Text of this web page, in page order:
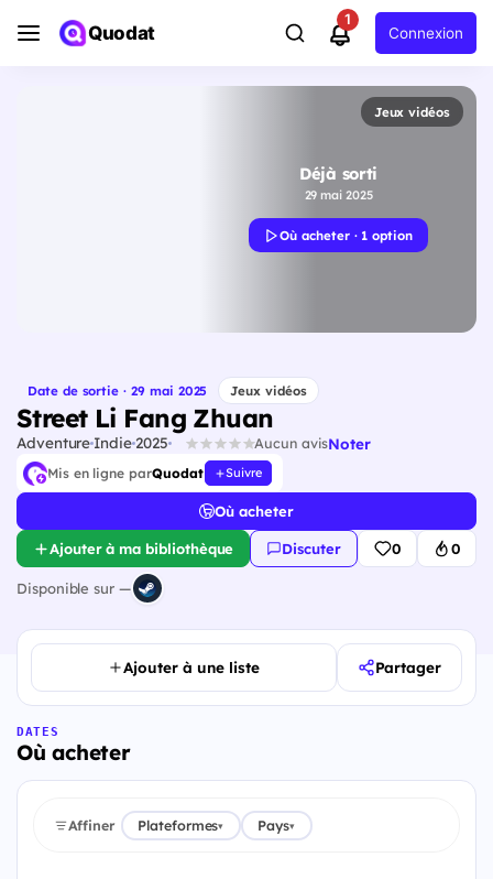
Quodat
1
Connexion
Jeux vidéos
Déjà sorti
29 mai 2025
Où acheter · 1 option
Date de sortie · 29 mai 2025 Jeux vidéos
Street Li Fang Zhuan
Adventure Indie 2025 Aucun avisNoter
Mis en ligne parQuodat Suivre
Où acheter
Ajouter à ma bibliothèque Discuter 0 0
Disponible sur —
Ajouter à une liste Partager
DATES
Où acheter
Affiner Plateformes▾ Pays▾